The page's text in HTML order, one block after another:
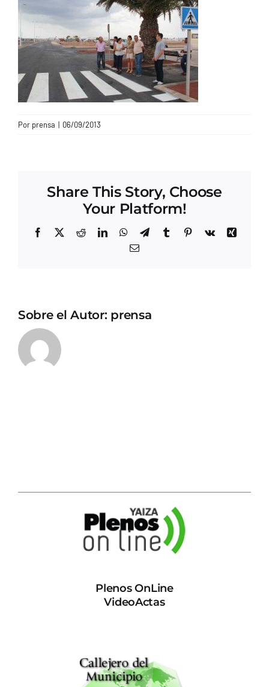
CONTACTO
Por prensa | 06/09/2013
Share This Story, Choose
Your Platform!
Facebook
X RedditLinkedInWhatsApp
TelegramTumblrPinterest
Vk
Xing
Correo
Sobre el Autor: prensa
Plenos OnLine
VideoActas